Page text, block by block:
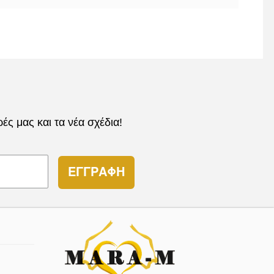
μας και τα νέα σχέδια!
ΕΓΓΡΑΦΗ